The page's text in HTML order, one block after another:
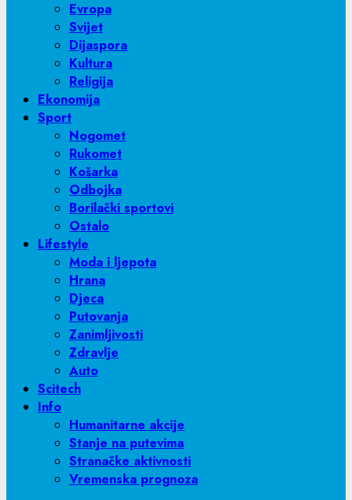
Evropa
Svijet
Dijaspora
Kultura
Religija
Ekonomija
Sport
Nogomet
Rukomet
Košarka
Odbojka
Borilački sportovi
Ostalo
Lifestyle
Moda i ljepota
Hrana
Djeca
Putovanja
Zanimljivosti
Zdravlje
Auto
Scitech
Info
Humanitarne akcije
Stanje na putevima
Stranačke aktivnosti
Vremenska prognoza